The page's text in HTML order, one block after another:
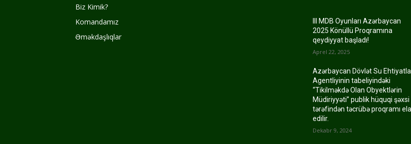
Biz Kimik?
Komandamız
Əməkdaşlıqlar
III MDB Oyunları Azərbaycan
2025 Könüllü Proqramına
qeydiyyat başladı!
Aprel 22, 2025
Azərbaycan Dövlət Su
Agentliyinin tabeliyindəki
“Tikilməkdə Olan Obyektlərin
Müdiriyyəti” publik hüquqi şəxsi
tərəfindən təcrübə proqramı
edilir.
Dekabr 9, 2024